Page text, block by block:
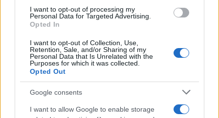
I want to opt-out of processing my
Personal Data for Targeted Advertising.
Opted In
I want to opt-out of Collection, Use,
Retention, Sale, and/or Sharing of my
Personal Data that Is Unrelated with the
Purposes for which it was collected.
Opted Out
Google consents
I want to allow Google to enable storage